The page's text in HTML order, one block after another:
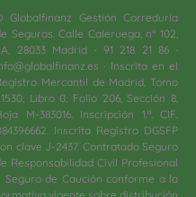
Globalfinanz Gestión Correduría
Seguros. Calle Caleruega, nº 102,
28033 Madrid · 91 218 21 86 ·
· Inscrita en el
Mercantil de Madrid, Tomo
Libro 0, Folio 206, Sección 8,
M-383016. Inscripción 1.ª. CIF.
Inscrita Registro DGSFP
clave J-2437. Contratado Seguro
Responsabilidad Civil Profesional
Seguro de Caución conforme a la